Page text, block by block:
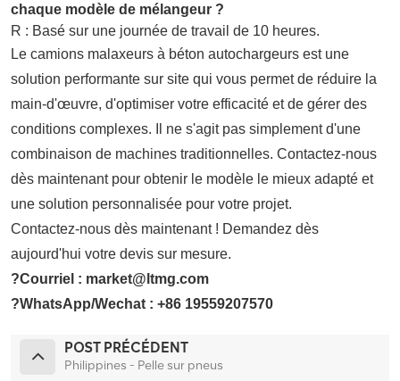
chaque modèle de mélangeur ?
R : Basé sur une journée de travail de 10 heures.
Le camions malaxeurs à béton autochargeurs est une
solution performante sur site qui vous permet de réduire la
main-d'œuvre, d'optimiser votre efficacité et de gérer des
conditions complexes. Il ne s'agit pas simplement d'une
combinaison de machines traditionnelles. Contactez-nous
dès maintenant pour obtenir le modèle le mieux adapté et
une solution personnalisée pour votre projet.
Contactez-nous dès maintenant ! Demandez dès
aujourd'hui votre devis sur mesure.
?Courriel : market@ltmg.com
?WhatsApp/Wechat : +86 19559207570
POST PRÉCÉDENT
Philippines - Pelle sur pneus